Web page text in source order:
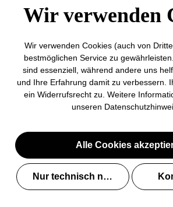
Wir verwenden
Wir verwenden Cookies (auch von
bestmöglichen Service zu
sind essenziell, während andere uns
und Ihre Erfahrung damit zu verbessern.
ein Widerrufsrecht zu. Weitere
unseren
Alle Cookies
Nur technisch notwendige